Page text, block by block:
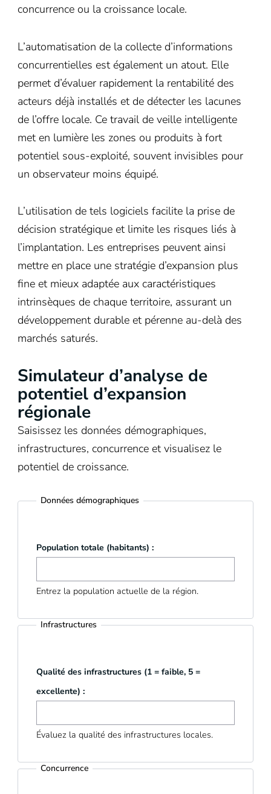
concurrence ou la croissance locale.
L’automatisation de la collecte d’informations
concurrentielles est également un atout. Elle
permet d’évaluer rapidement la rentabilité des
acteurs déjà installés et de détecter les lacunes
de l’offre locale. Ce travail de veille intelligente
met en lumière les zones ou produits à fort
potentiel sous-exploité, souvent invisibles pour
un observateur moins équipé.
L’utilisation de tels logiciels facilite la prise de
décision stratégique et limite les risques liés à
l’implantation. Les entreprises peuvent ainsi
mettre en place une stratégie d’expansion plus
fine et mieux adaptée aux caractéristiques
intrinsèques de chaque territoire, assurant un
développement durable et pérenne au-delà des
marchés saturés.
Simulateur d’analyse de
potentiel d’expansion
régionale
Saisissez les données démographiques,
infrastructures, concurrence et visualisez le
potentiel de croissance.
Données démographiques
Population totale (habitants) :
Entrez la population actuelle de la région.
Infrastructures
Qualité des infrastructures (1 = faible, 5 =
excellente) :
Évaluez la qualité des infrastructures locales.
Concurrence